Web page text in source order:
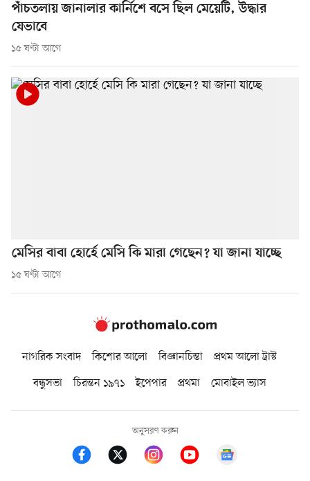
পাঁচতলায় জানালার কার্নিশে বসে ছিল মেয়েটি, উদ্ধার
যেভাবে
১৫ ঘণ্টা আগে
মেসির বাবা হোর্হে মেসি কি মারা গেছেন? যা জানা যাচ্ছে
১৫ ঘণ্টা আগে
নাগরিক সংবাদ কিশোর আলো বিজ্ঞানচিন্তা
প্রথম আলো ট্রাস্ট
বন্ধুসভা
চিরন্তন ১৯৭১ ইপেপার প্রথমা মোবাইল ভ্যাস
অনুসরণ করুন